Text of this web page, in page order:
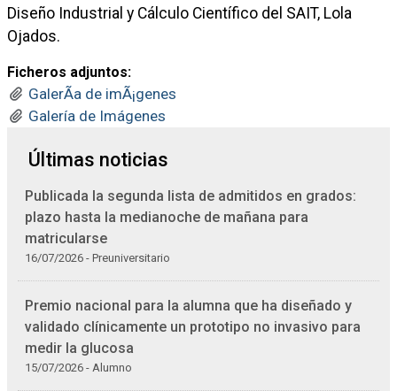
Diseño Industrial y Cálculo Científico del SAIT, Lola
Ojados.
Ficheros adjuntos:
GalerÃ­a de imÃ¡genes
Galería de Imágenes
Últimas noticias
Publicada la segunda lista de admitidos en grados:
plazo hasta la medianoche de mañana para
matricularse
16/07/2026 - Preuniversitario
Premio nacional para la alumna que ha diseñado y
validado clínicamente un prototipo no invasivo para
medir la glucosa
15/07/2026 - Alumno